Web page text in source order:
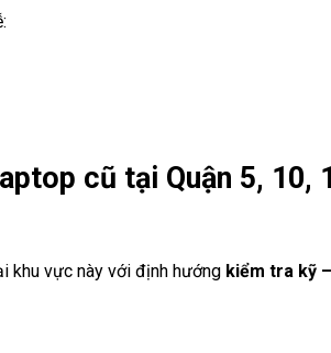
cũ tại Quận 5, 10,
khu vực này với định hướng kiểm tra kỹ